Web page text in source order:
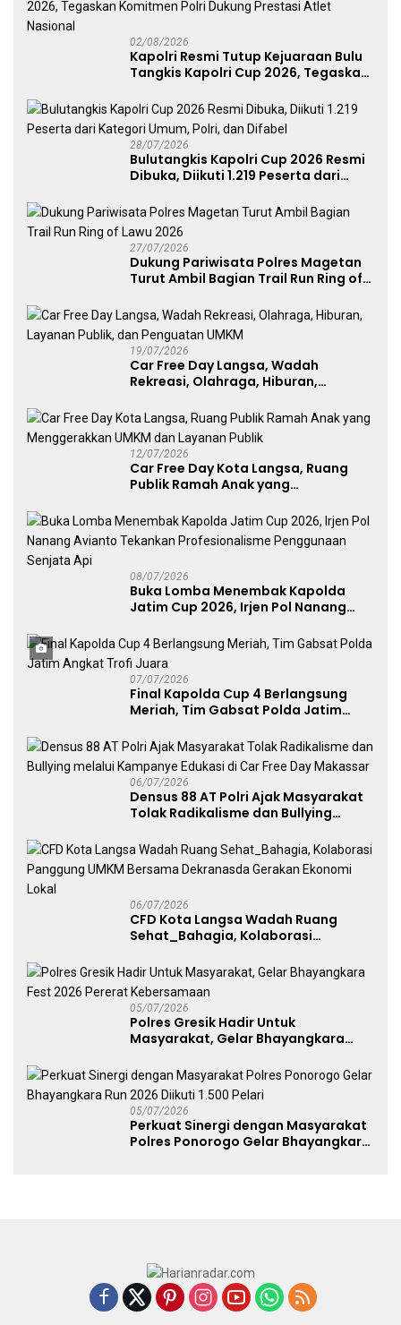
02/08/2026
Kapolri Resmi Tutup Kejuaraan Bulu
Tangkis Kapolri Cup 2026, Tegaskan
Atlet Nasional
28/07/2026
Bulutangkis Kapolri Cup 2026 Resmi
Dibuka, Diikuti 1.219 Peserta dari
27/07/2026
Dukung Pariwisata Polres Magetan
Turut Ambil Bagian Trail Run Ring of
19/07/2026
Car Free Day Langsa, Wadah
Rekreasi, Olahraga, Hiburan,
UMKM
12/07/2026
Car Free Day Kota Langsa, Ruang
Publik Ramah Anak yang
Publik
08/07/2026
Buka Lomba Menembak Kapolda
Jatim Cup 2026, Irjen Pol Nanang
Penggunaan Senjata Api
07/07/2026
Final Kapolda Cup 4 Berlangsung
Meriah, Tim Gabsat Polda Jatim
06/07/2026
Densus 88 AT Polri Ajak Masyarakat
Tolak Radikalisme dan Bullying
Free Day Makassar
06/07/2026
CFD Kota Langsa Wadah Ruang
Sehat_Bahagia, Kolaborasi
Dekranasda Gerakan Ekonomi Lokal
05/07/2026
Polres Gresik Hadir Untuk
Masyarakat, Gelar Bhayangkara
05/07/2026
Perkuat Sinergi dengan Masyarakat
Polres Ponorogo Gelar Bhayangkara